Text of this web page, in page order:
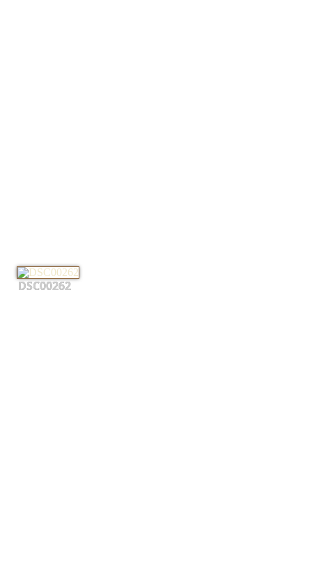
DSC00262